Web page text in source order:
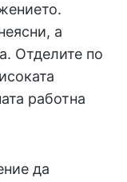
а
Отделите по
работна
да